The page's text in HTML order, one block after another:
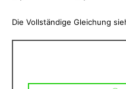
Die Vollständige Gleichung